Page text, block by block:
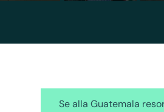
Se alla Guatemala